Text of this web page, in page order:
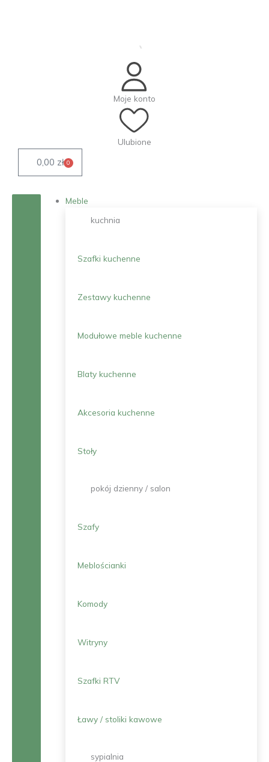
Moje konto
Ulubione
0,00 zł 0
Wózek
Meble
kuchnia
Szafki kuchenne
Zestawy kuchenne
Modułowe meble kuchenne
Blaty kuchenne
Akcesoria kuchenne
Stoły
pokój dzienny / salon
Szafy
Meblościanki
Komody
Witryny
Szafki RTV
Ławy / stoliki kawowe
sypialnia